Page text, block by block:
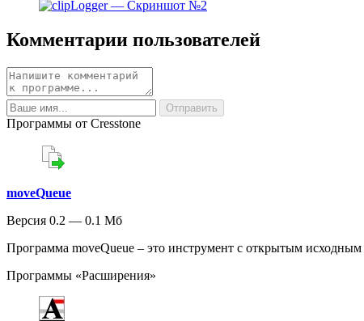
Комментарии пользователей
Программы от Cresstone
moveQueue
Версия 0.2 — 0.1 Мб
Программа moveQueue – это инструмент с открытым
Программы «Расширения»